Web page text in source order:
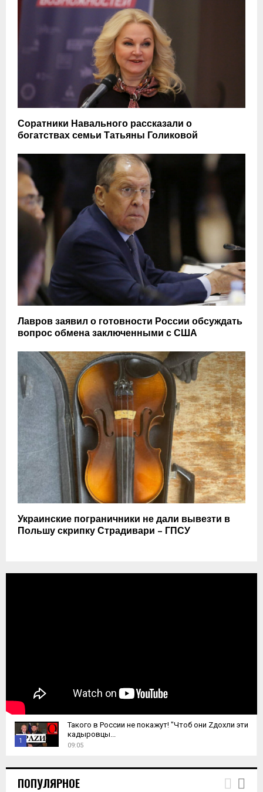
Соратники Навального рассказали о
богатствах семьи Татьяны Голиковой
Лавров заявил о готовности России обсуждать
вопрос обмена заключенными с США
Украинские пограничники не дали вывезти в
Польшу скрипку Страдивари – ГПСУ
1
h
u
Такого в России не покажут! "Чтоб они Zдохли эти
кадыровцы...
09:05
ПОПУЛЯРНОЕ